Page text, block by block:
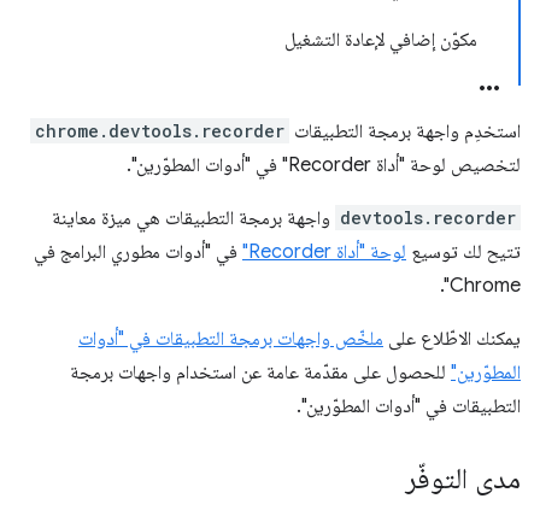
مكوّن إضافي لإعادة التشغيل
استخدِم واجهة برمجة التطبيقات chrome.devtools.recorder
لتخصيص لوحة "أداة Recorder" في "أدوات المطوّرين".
devtools.recorder واجهة برمجة التطبيقات هي ميزة معاينة
تتيح لك توسيع لوحة "أداة Recorder"
في "أدوات مطوري البرامج في
Chrome".
يمكنك الاطّلاع على ملخّص واجهات برمجة التطبيقات في "أدوات
المطوّرين" للحصول على مقدّمة عامة عن استخدام واجهات برمجة
التطبيقات في "أدوات المطوّرين".
مدى التوفّر